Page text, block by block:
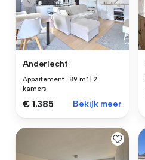
Anderlecht
Appartement |89 m²
2
kamers
€ 1.385 Bekijk meer